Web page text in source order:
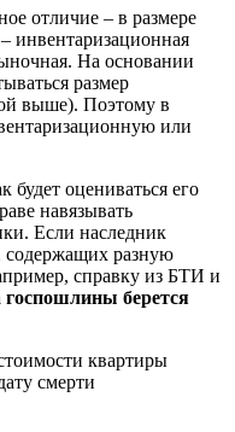
отличие – в размере
инвентаризационная
На основании
размер
выше). Поэтому в
или
будет оцениваться его
навязывать
Если наследник
содержащих разную
справку из БТИ и
госпошлины берется
квартиры
смерти